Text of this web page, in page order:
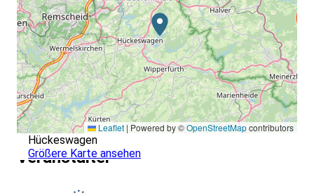
Leaflet | Powered by ©OpenStreetMapcontributors
Hückeswagen
Größere Karte ansehen
Veranstalter